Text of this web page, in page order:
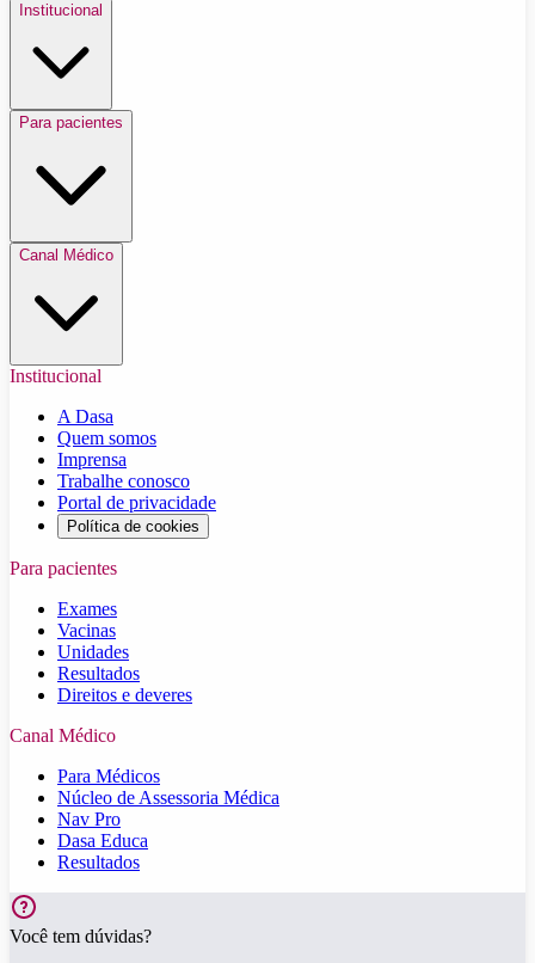
Institucional
Para pacientes
Canal Médico
Institucional
A Dasa
Quem somos
Imprensa
Trabalhe conosco
Portal de privacidade
Política de cookies
Para pacientes
Exames
Vacinas
Unidades
Resultados
Direitos e deveres
Canal Médico
Para Médicos
Núcleo de Assessoria Médica
Nav Pro
Dasa Educa
Resultados
Você tem dúvidas?